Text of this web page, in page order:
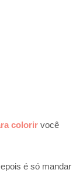
colorir você
é só mandar